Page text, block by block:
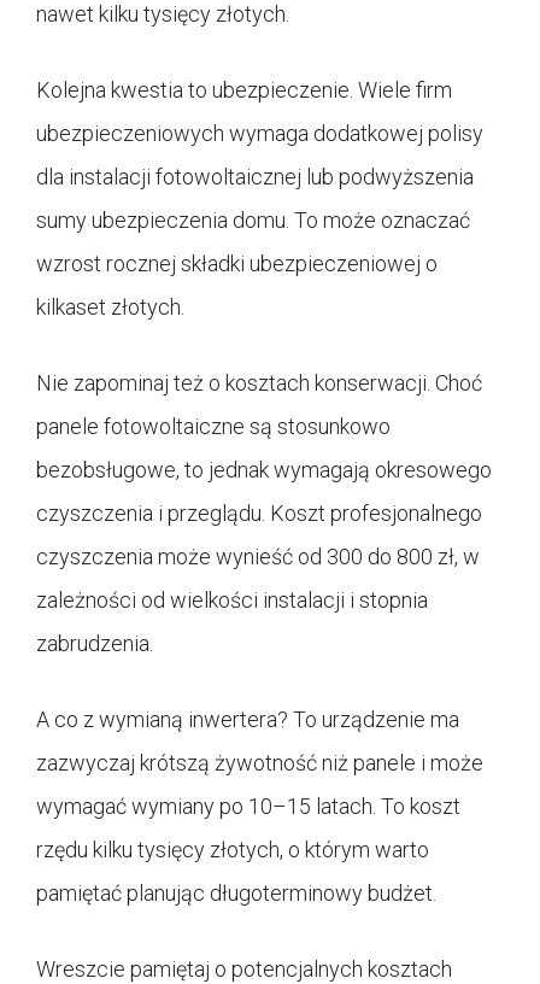
nawet kilku tysięcy złotych.
Kolejna kwestia to ubezpieczenie. Wiele firm
ubezpieczeniowych wymaga dodatkowej polisy
dla instalacji fotowoltaicznej lub podwyższenia
sumy ubezpieczenia domu. To może oznaczać
wzrost rocznej składki ubezpieczeniowej o
kilkaset złotych.
Nie zapominaj też o kosztach konserwacji. Choć
panele fotowoltaiczne są stosunkowo
bezobsługowe, to jednak wymagają okresowego
czyszczenia i przeglądu. Koszt profesjonalnego
czyszczenia może wynieść od 300 do 800 zł, w
zależności od wielkości instalacji i stopnia
zabrudzenia.
A co z wymianą inwertera? To urządzenie ma
zazwyczaj krótszą żywotność niż panele i może
wymagać wymiany po 10–15 latach. To koszt
rzędu kilku tysięcy złotych, o którym warto
pamiętać planując długoterminowy budżet.
Wreszcie pamiętaj o potencjalnych kosztach